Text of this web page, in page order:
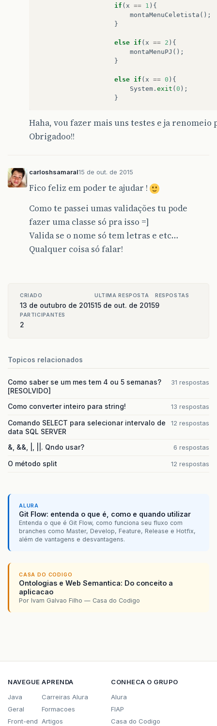
if ( x == 1 ){
montaMenuCeletista ();
}
else if ( x == 2 ){
montaMenuPJ ();
}
else if ( x == 0 ){
System . exit (0 );
}
Haha, vou fazer mais uns testes e ja renomeio
Obrigadoo!!
carloshsamaral15 de out. de 2015
Fico feliz em poder te ajudar !
Como te passei umas validações tu pode
fazer uma classe só pra isso =]
Valida se o nome só tem letras e etc…
Qualquer coisa só falar!
CRIADO
13 de outubro de 2015
ULTIMA RESPOSTA
15 de out. de 2015
RESPOSTAS
9
PARTICIPANTES
2
Topicos relacionados
Como saber se um mes tem 4 ou 5 semanas?
[RESOLVIDO]
31 respostas
Como converter inteiro para string! 13 respostas
Comando SELECT para selecionar intervalo de
data SQL SERVER
12 respostas
&, &&, |, ||. Qndo usar? 6 respostas
O método split 12 respostas
ALURA
Git Flow: entenda o que é, como e quando utilizar
Entenda o que é Git Flow, como funciona seu fluxo com
branches como Master, Develop, Feature, Release e Hotfix,
além de vantagens e desvantagens.
CASA DO CODIGO
Ontologias e Web Semantica: Do conceito a
aplicacao
Por Ivam Galvao Filho — Casa do Codigo
NAVEGUE
Java
Geral
Front-end
APRENDA
Carreiras Alura
Formacoes
Artigos
CONHECA O GRUPO
Alura
FIAP
Casa do Codigo